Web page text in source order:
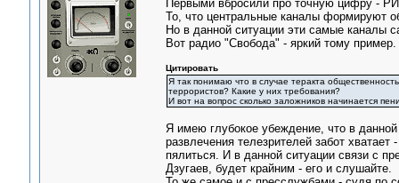
Первыми вбросили про точную цифру -
То, что центральные каналы формируют
Но в данной ситуации эти самые каналы
Вот радио "Свобода" - яркий тому
Цитировать
Я так понимаю что в случае теракта
террористов? Какие у них требования?
И вот на вопрос сколько заложников начинается
Я имею глубокое убеждение, что в
развлечения телезрителей забот
пялиться. И в данной ситуации связи с
Дзугаев, будет крайним - его и слушайте.